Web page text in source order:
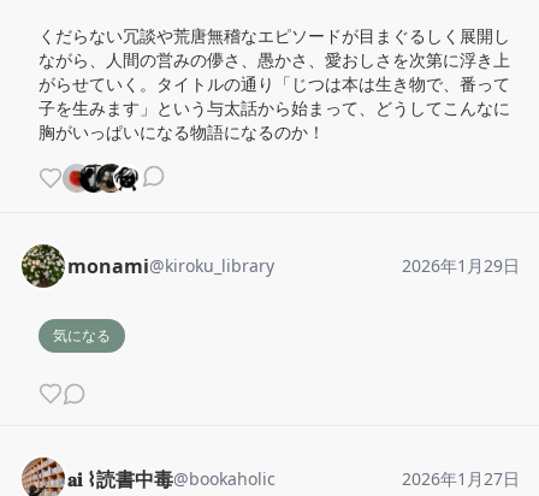
くだらない冗談や荒唐無稽なエピソードが目まぐるしく展開し
ながら、人間の営みの儚さ、愚かさ、愛おしさを次第に浮き上
がらせていく。タイトルの通り「じつは本は生き物で、番って
子を生みます」という与太話から始まって、どうしてこんなに
胸がいっぱいになる物語になるのか！
monami@kiroku_library 2026年1月29日
気になる
𝐚𝐢 ⌇読書中毒@bookaholic 2026年1月27日